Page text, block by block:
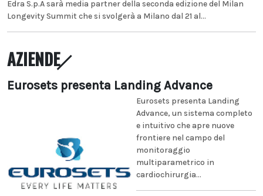
Edra S.p.A sarà media partner della seconda edizione del Milan
Longevity Summit che si svolgerà a Milano dal 21 al...
AZIENDE
Eurosets presenta Landing Advance
Eurosets presenta Landing
Advance, un sistema completo
e intuitivo che apre nuove
frontiere nel campo del
monitoraggio
multiparametrico in
cardiochirurgia...